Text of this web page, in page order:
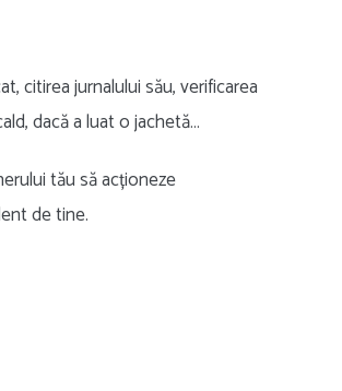
citirea jurnalului său, verificarea
dacă a luat o jachetă…
tău să acționeze
de tine.